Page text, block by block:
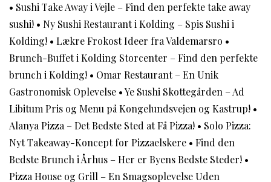
• Sushi Take Away i Vejle – Find den perfekte take away
sushi! • Ny Sushi Restaurant i Kolding – Spis Sushi i
Kolding! • Lækre Frokost Ideer fra Valdemarsro •
Brunch-Buffet i Kolding Storcenter – Find den perfekte
brunch i Kolding! • Omar Restaurant – En Unik
Gastronomisk Oplevelse •Ye Sushi Skottegården – Ad
Libitum Pris og Menu på Kongelundsvejen og Kastrup! •
Alanya Pizza – Det Bedste Sted at Få Pizza! • Solo Pizza:
Nyt Takeaway-Koncept for Pizzaelskere • Find den
Bedste Brunch i Århus – Her er Byens Bedste Steder! •
Pizza House og Grill – En Smagsoplevelse Uden